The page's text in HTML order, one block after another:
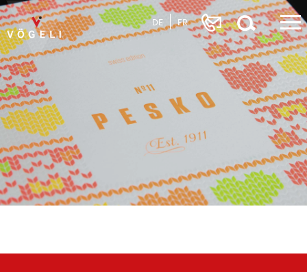
DE FR